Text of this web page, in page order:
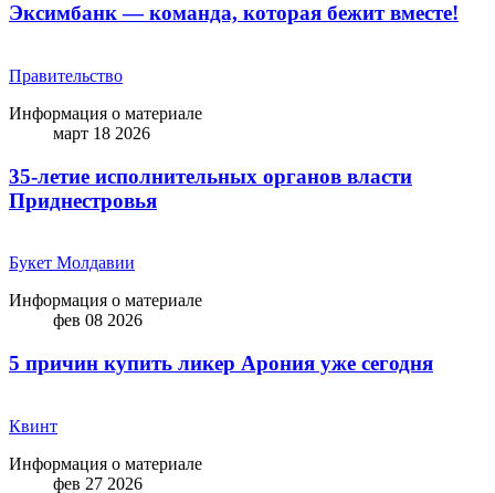
Эксимбанк — команда, которая бежит вместе!
Правительство
Информация о материале
март 18 2026
35-летие исполнительных органов власти
Приднестровья
Букет Молдавии
Информация о материале
фев 08 2026
5 причин купить ликep Арония уже сегодня
Квинт
Информация о материале
фев 27 2026